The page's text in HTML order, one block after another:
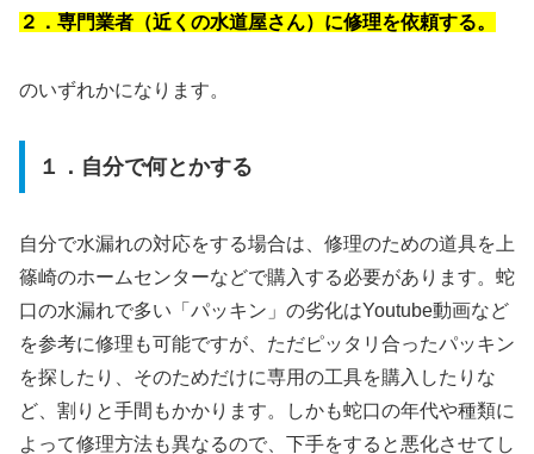
２．専門業者（近くの水道屋さん）に修理を依頼する。
のいずれかになります。
１．自分で何とかする
自分で水漏れの対応をする場合は、修理のための道具を上
篠崎のホームセンターなどで購入する必要があります。蛇
口の水漏れで多い「パッキン」の劣化はYoutube動画など
を参考に修理も可能ですが、ただピッタリ合ったパッキン
を探したり、そのためだけに専用の工具を購入したりな
ど、割りと手間もかかります。しかも蛇口の年代や種類に
よって修理方法も異なるので、下手をすると悪化させてし